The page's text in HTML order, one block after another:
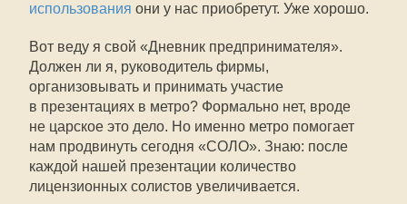
использования они у нас приобретут. Уже хорошо.
Вот веду я свой «Дневник предпринимателя».
Должен ли я, руководитель фирмы,
организовывать и принимать участие
в презентациях в метро? Формально нет, вроде
не царское это дело. Но именно метро помогает
нам продвинуть сегодня «СОЛО». Знаю: после
каждой нашей презентации количество
лицензионных солистов увеличивается.